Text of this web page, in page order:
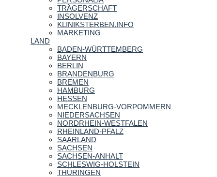
TRÄGERSCHAFT
INSOLVENZ
KLINIKSTERBEN.INFO
MARKETING
LAND
BADEN-WÜRTTEMBERG
BAYERN
BERLIN
BRANDENBURG
BREMEN
HAMBURG
HESSEN
MECKLENBURG-VORPOMMERN
NIEDERSACHSEN
NORDRHEIN-WESTFALEN
RHEINLAND-PFALZ
SAARLAND
SACHSEN
SACHSEN-ANHALT
SCHLESWIG-HOLSTEIN
THÜRINGEN